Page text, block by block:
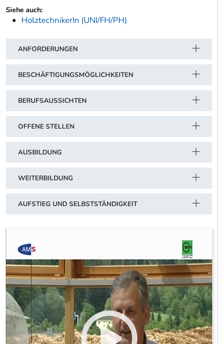
Siehe auch:
HolztechnikerIn (UNI/FH/PH)
ANFORDERUNGEN
BESCHÄFTIGUNGSMÖGLICHKEITEN
BERUFSAUSSICHTEN
OFFENE STELLEN
AUSBILDUNG
WEITERBILDUNG
AUFSTIEG UND SELBSTSTÄNDIGKEIT